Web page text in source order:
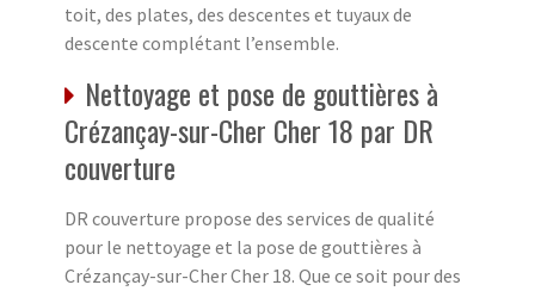
toit, des plates, des descentes et tuyaux de
descente complétant l’ensemble.
Nettoyage et pose de gouttières à
Crézançay-sur-Cher Cher 18 par DR
couverture
DR couverture propose des services de qualité
pour le nettoyage et la pose de gouttières à
Crézançay-sur-Cher Cher 18. Que ce soit pour des